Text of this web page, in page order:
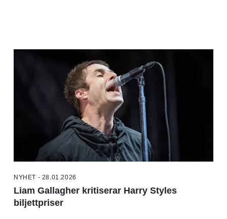
NYHET - 28.01.2026
Liam Gallagher kritiserar Harry Styles
biljettpriser